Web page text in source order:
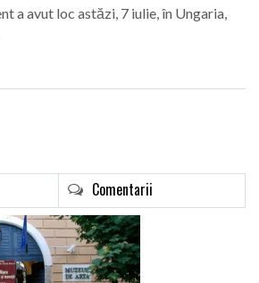
a avut loc astăzi, 7 iulie, în Ungaria,
Comentarii